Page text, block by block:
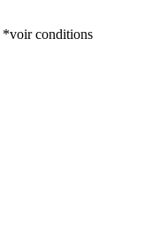
*voir conditions